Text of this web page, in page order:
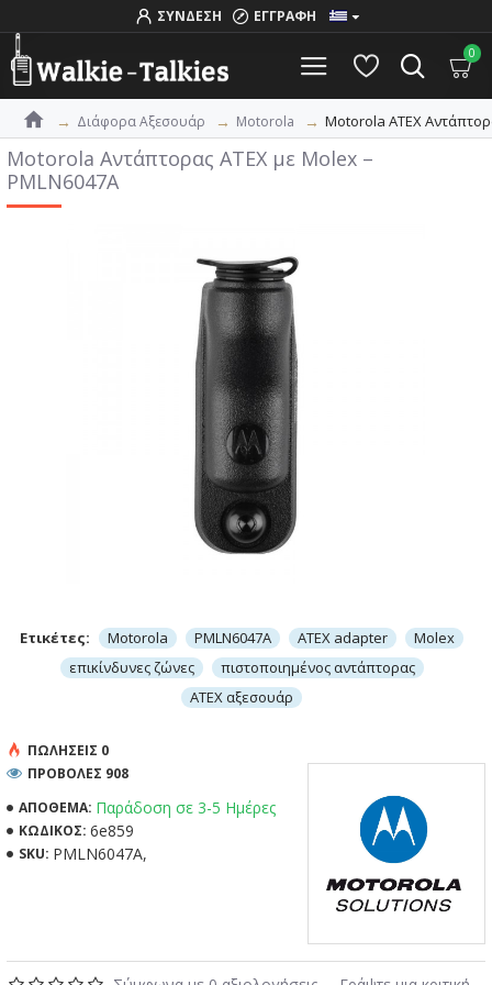
ΣΥΝΔΕΣΗ ΕΓΓΡΑΦΗ
0
Διάφορα Αξεσουάρ Motorola Motorola ATEX
Motorola Αντάπτορας ATEX με Molex –
PMLN6047A
Ετικέτες: Motorola PMLN6047A ATEX adapter
Molex
επικίνδυνες ζώνες
πιστοποιημένος αντάπτορας
ATEX αξεσουάρ
ΑΠΌΘΕΜΑ: Παράδοση σε 3-5 Ημέρες
ΚΩΔΙΚΌΣ: 6e859
SKU: PMLN6047A,
ΠΩΛΉΣΕΙΣ 0
ΠΡΟΒΟΛΕΣ 908